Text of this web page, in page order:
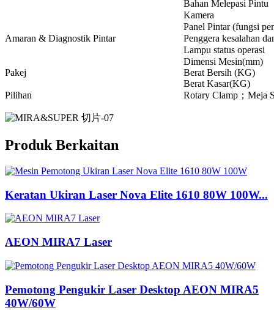
Bahan Melepasi Pintu
Kamera
Amaran & Diagnostik Pintar
Panel Pintar (fungsi
Penggera kesalahan
Lampu status operasi
Pakej
Dimensi Mesin(mm)
Berat Bersih (KG)
Berat Kasar(KG)
Pilihan
Rotary Clamp；Meja
Produk Berkaitan
Keratan Ukiran Laser Nova Elite 1610 80W 100W...
AEON MIRA7 Laser
Pemotong Pengukir Laser Desktop AEON MIRA5
40W/60W